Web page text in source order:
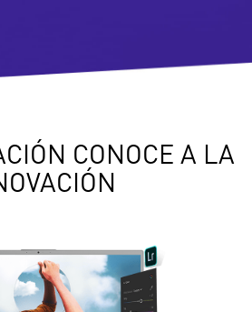
CONOCE A LA